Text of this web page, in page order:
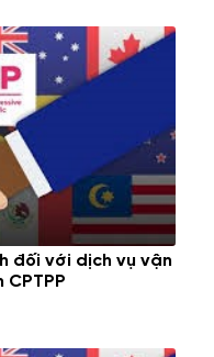
đối với dịch vụ vận